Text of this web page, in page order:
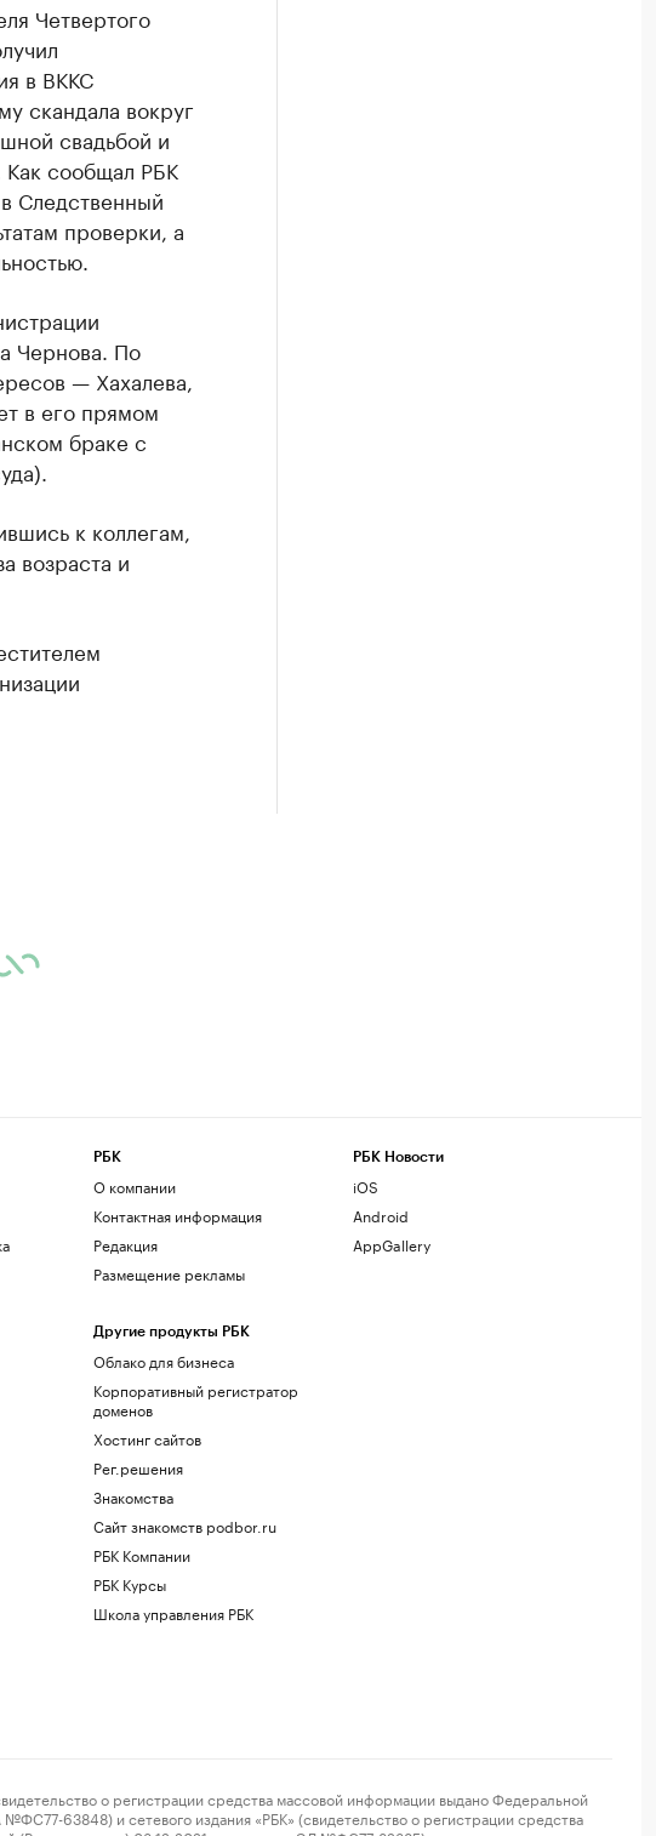
Четвертого
в ВККС
скандала вокруг
свадьбой и
сообщал РБК
Следственный
проверки, а
Чернова. По
— Хахалева,
в его прямом
браке с
к коллегам,
возраста и
РБК
О компании
Контактная информация
Редакция
Размещение рекламы
Другие продукты РБК
Облако для бизнеса
Корпоративный регистратор
доменов
Хостинг сайтов
Рег.решения
Знакомства
Сайт знакомств podbor.ru
РБК Компании
РБК Курсы
Школа управления РБК
РБК Новости
iOS
Android
AppGallery
о регистрации средства массовой информации выдано Федеральной
63848) и сетевого издания «РБК» (свидетельство о регистрации средства